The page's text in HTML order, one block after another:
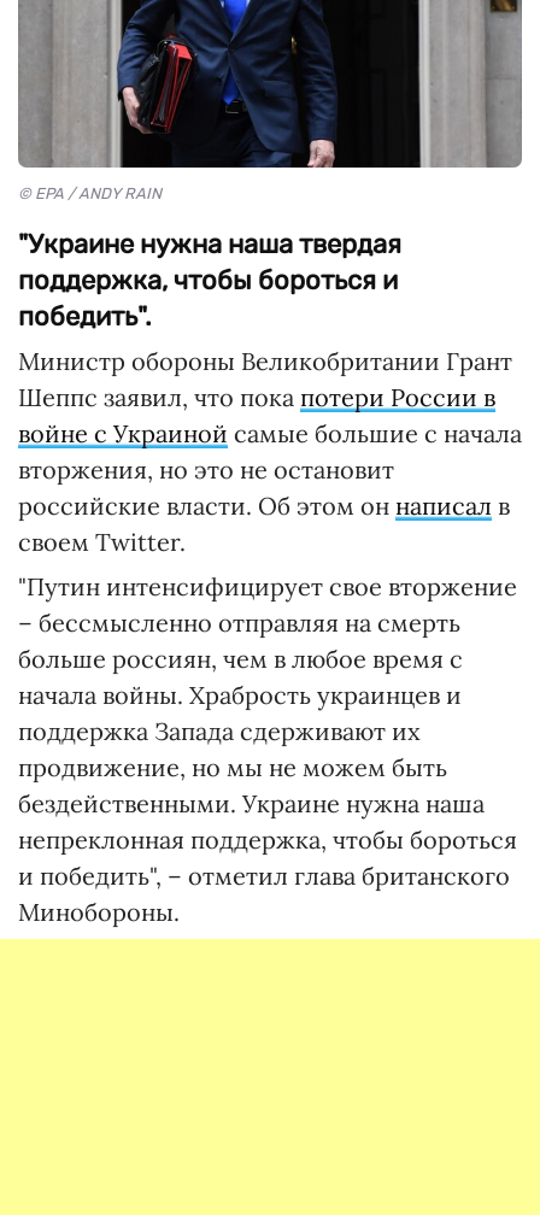
© EPA / ANDY RAIN
"Украине нужна наша твердая
поддержка, чтобы бороться и
победить".
Министр обороны Великобритании Грант
Шеппс заявил, что пока потери России в
войне с Украиной самые большие с начала
вторжения, но это не остановит
российские власти. Об этом он написал в
своем Twitter.
"Путин интенсифицирует свое вторжение
– бессмысленно отправляя на смерть
больше россиян, чем в любое время с
начала войны. Храбрость украинцев и
поддержка Запада сдерживают их
продвижение, но мы не можем быть
бездейственными. Украине нужна наша
непреклонная поддержка, чтобы бороться
и победить", – отметил глава британского
Минобороны.